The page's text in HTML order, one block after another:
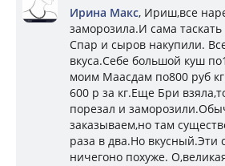
Ирина Макс, Ириш,все
заморозила.И сама
Спар и сыров накупили.
вкуса.Себе большой куш
моим Маасдам по800 руб
600 р за кг.Еще Бри
порезал и
заказываем,но там
раза в два.Но вкусный.Эти
ничегоно похуже.